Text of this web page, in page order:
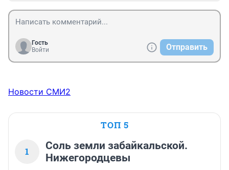
Гость
Войти
Отправить
Новости СМИ2
ТОП 5
1
Соль земли забайкальской.
Нижегородцевы